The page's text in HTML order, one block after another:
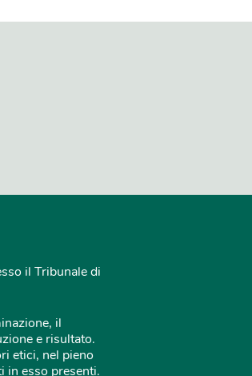
il Tribunale di
il
e risultato.
etici, nel pieno
in esso presenti.